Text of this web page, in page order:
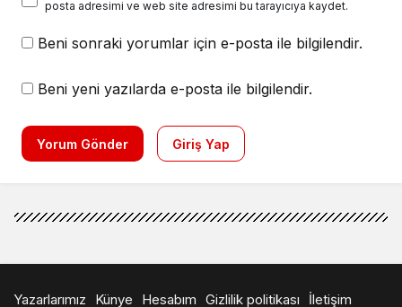
posta adresimi ve web site adresimi bu tarayıcıya kaydet.
Beni sonraki yorumlar için e-posta ile bilgilendir.
Beni yeni yazılarda e-posta ile bilgilendir.
Yorum Gönder Giriş Yap
Yazarlarımız Künye Hesabım Gizlilik politikası İletişim